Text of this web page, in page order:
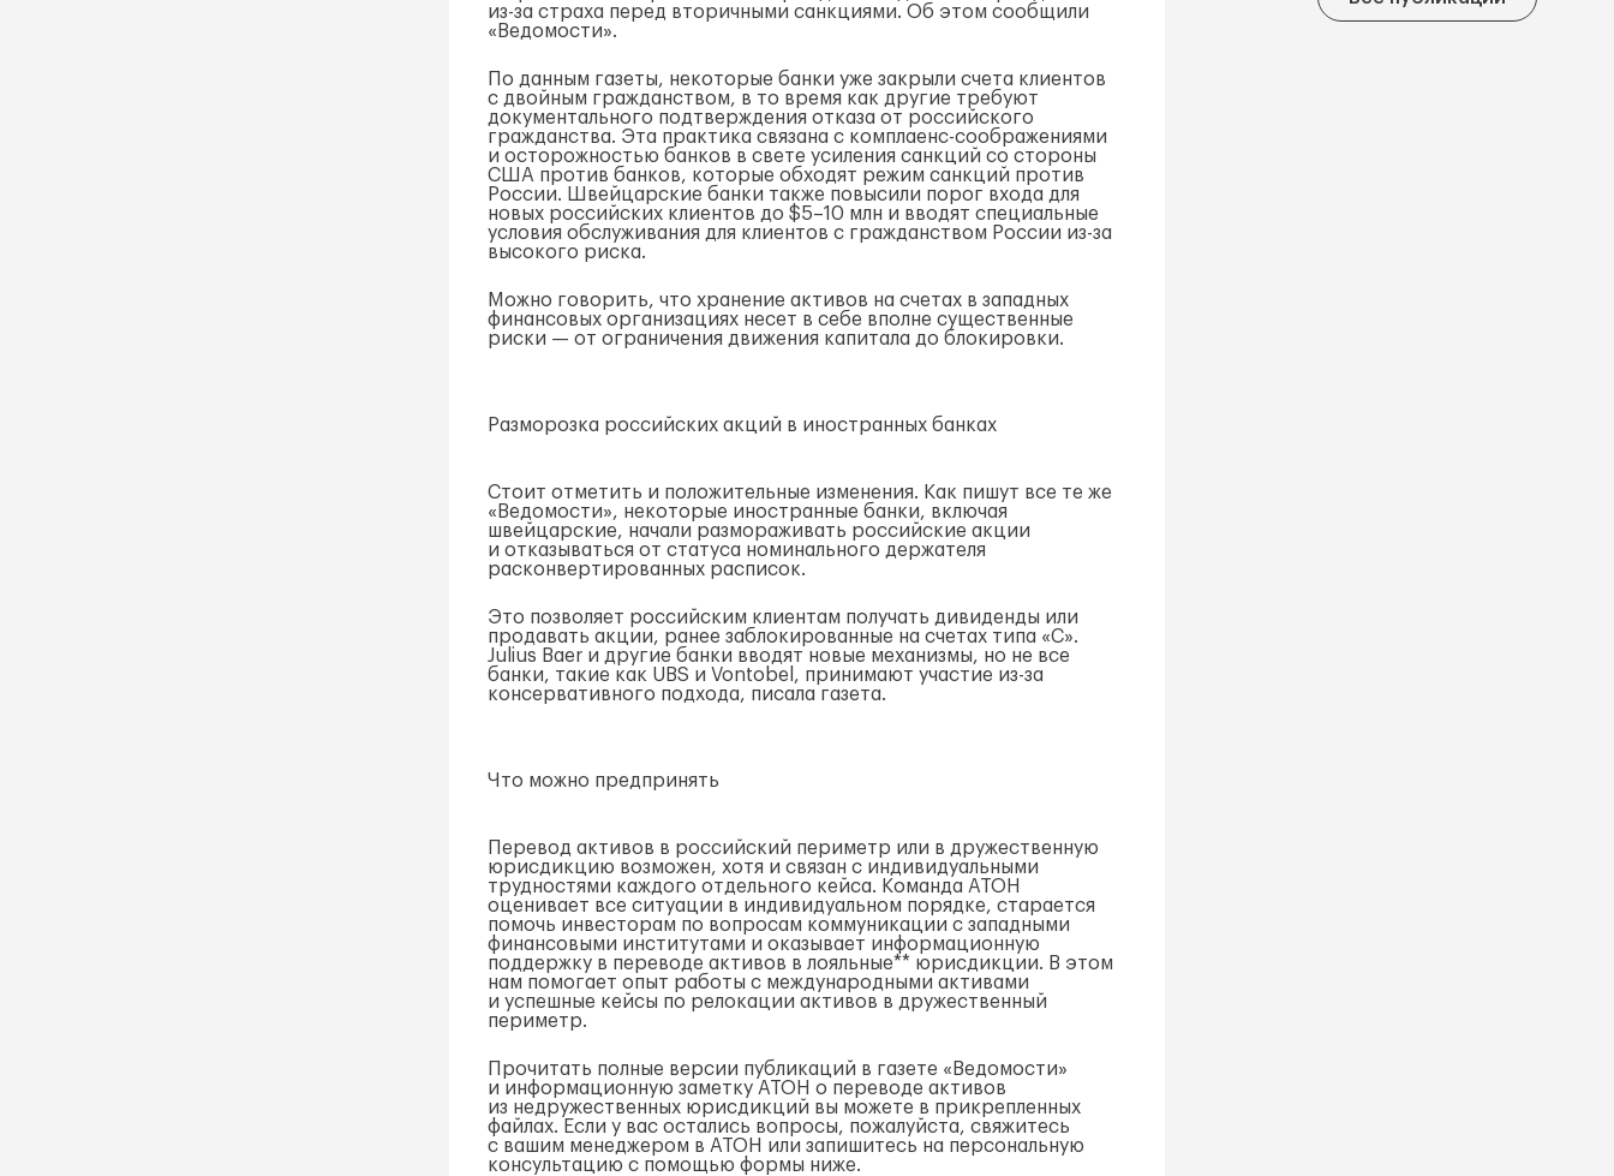
из-за страха перед вторичными санкциями. Об этом сообщили
«Ведомости».
По данным газеты, некоторые банки уже закрыли счета клиентов
с двойным гражданством, в то время как другие требуют
документального подтверждения отказа от российского
гражданства. Эта практика связана с комплаенс-соображениями
и осторожностью банков в свете усиления санкций со стороны
США против банков, которые обходят режим санкций против
России. Швейцарские банки также повысили порог входа для
новых российских клиентов до $5–10 млн и вводят специальные
условия обслуживания для клиентов с гражданством России из-за
высокого риска.
Можно говорить, что хранение активов на счетах в западных
финансовых организациях несет в себе вполне существенные
риски — от ограничения движения капитала до блокировки.
Разморозка российских акций в иностранных банках
Стоит отметить и положительные изменения. Как пишут все те же
«Ведомости», некоторые иностранные банки, включая
швейцарские, начали размораживать российские акции
и отказываться от статуса номинального держателя
расконвертированных расписок.
Это позволяет российским клиентам получать дивиденды или
продавать акции, ранее заблокированные на счетах типа «С».
Julius Baer и другие банки вводят новые механизмы, но не все
банки, такие как UBS и Vontobel, принимают участие из-за
консервативного подхода, писала газета.
Что можно предпринять
Перевод активов в российский периметр или в дружественную
юрисдикцию возможен, хотя и связан с индивидуальными
трудностями каждого отдельного кейса. Команда АТОН
оценивает все ситуации в индивидуальном порядке, старается
помочь инвесторам по вопросам коммуникации с западными
финансовыми институтами и оказывает информационную
поддержку в переводе активов в лояльные** юрисдикции. В этом
нам помогает опыт работы с международными активами
и успешные кейсы по релокации активов в дружественный
периметр.
Прочитать полные версии публикаций в газете «Ведомости»
и информационную заметку АТОН о переводе активов
из недружественных юрисдикций вы можете в прикрепленных
файлах. Если у вас остались вопросы, пожалуйста, свяжитесь
с вашим менеджером в АТОН или запишитесь на персональную
консультацию с помощью формы ниже.